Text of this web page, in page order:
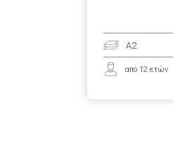
A2
από 12 ετών